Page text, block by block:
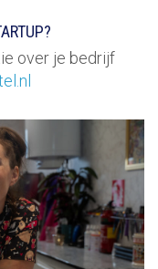
over je bedrijf